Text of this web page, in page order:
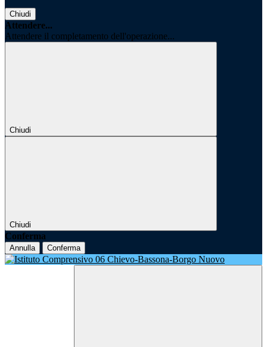
Chiudi
Attendere...
Attendere il completamento dell'operazione...
Chiudi
Chiudi
Conferma
Annulla Conferma